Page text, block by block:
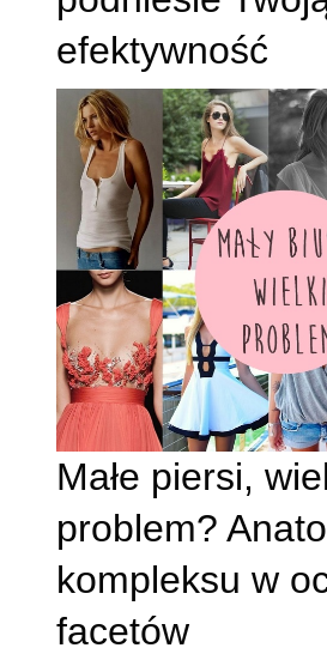
efektywność
Małe piersi,
problem?
kompleksu w
facetów